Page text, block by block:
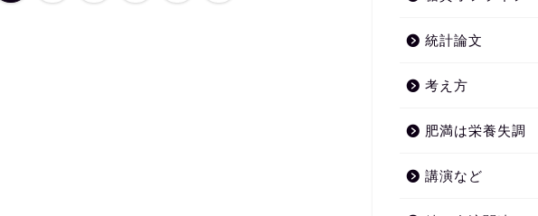
統計論文
考え方
肥満は栄養失調
講演など